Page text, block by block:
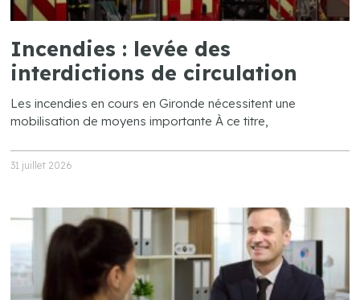
Incendies : levée des
interdictions de circulation
Les incendies en cours en Gironde nécessitent une
mobilisation de moyens importante À ce titre,
31 juillet 2026